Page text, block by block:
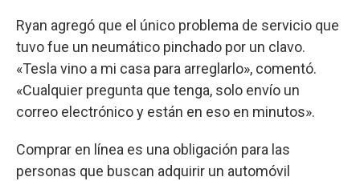
Ryan agregó que el único problema de servicio que
tuvo fue un neumático pinchado por un clavo.
«Tesla vino a mi casa para arreglarlo», comentó.
«Cualquier pregunta que tenga, solo envío un
correo electrónico y están en eso en minutos».
Comprar en línea es una obligación para las
personas que buscan adquirir un automóvil